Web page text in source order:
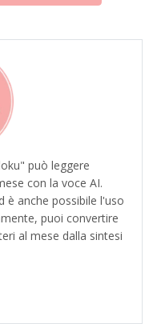
può leggere
con la voce AI.
è anche possibile l'uso
puoi convertire
al mese dalla sintesi